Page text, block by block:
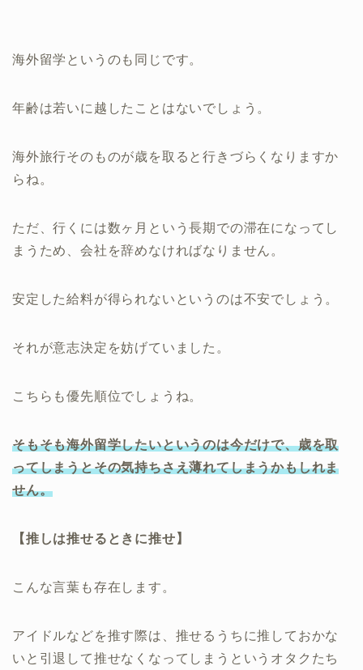
海外留学というのも同じです。
年齢は若いに越したことはないでしょう。
海外旅行そのものが歳を取ると行きづらくなりますか
らね。
ただ、行くには数ヶ月という長期での滞在になってし
まうため、会社を辞めなければなりません。
安定した給料が得られないというのは不安でしょう。
それが意志決定を妨げていました。
こちらも優先順位でしょうね。
そもそも海外留学したいというのは今だけで、歳を取
ってしまうとその気持ちさえ薄れてしまうかもしれま
せん。
【推しは推せるときに推せ】
こんな言葉も存在します。
アイドルなどを推す際は、推せるうちに推しておかな
いと引退して推せなくなってしまうというオタクたち